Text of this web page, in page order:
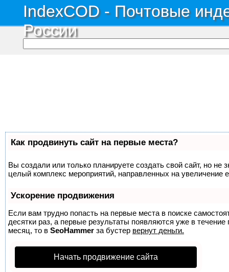
IndexCOD - Почтовые
России
Как продвинуть сайт на первые места?
Вы создали или только планируете создать свой сайт, но не
целый комплекс мероприятий, направленных на увеличение
Ускорение продвижения
Если вам трудно попасть на первые места в поиске
десятки раз, а первые результаты появляются уже в
месяц, то в SeoHammer за бустер вернут деньги.
Начать продвижение сайта